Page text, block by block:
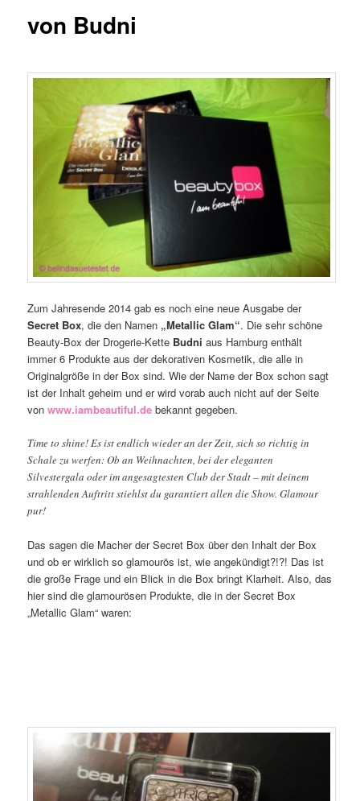
von Budni
Zum Jahresende 2014 gab es noch eine neue Ausgabe der
Secret Box, die den Namen „Metallic Glam“. Die sehr schöne
Beauty-Box der Drogerie-Kette Budni aus Hamburg enthält
immer 6 Produkte aus der dekorativen Kosmetik, die alle in
Originalgröße in der Box sind. Wie der Name der Box schon sagt
ist der Inhalt geheim und er wird vorab auch nicht auf der Seite
vonwww.iambeautiful.de bekannt gegeben.
Time to shine! Es ist endlich wieder an der Zeit, sich so richtig in
Schale zu werfen: Ob an Weihnachten, bei der eleganten
Silvestergala oder im angesagtesten Club der Stadt – mit deinem
strahlenden Auftritt stiehlst du garantiert allen die Show. Glamour
pur!
Das sagen die Macher der Secret Box über den Inhalt der Box
und ob er wirklich so glamourös ist, wie angekündigt?!?! Das ist
die große Frage und ein Blick in die Box bringt Klarheit. Also, das
hier sind die glamourösen Produkte, die in der Secret Box
„Metallic Glam“ waren: